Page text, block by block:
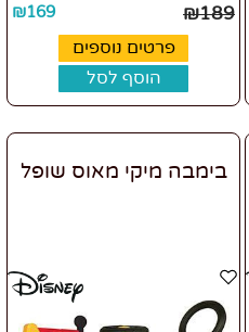
₪189
₪169
פרטים נוספים
הוסף לסל
בימבה מיקי מאוס שופל